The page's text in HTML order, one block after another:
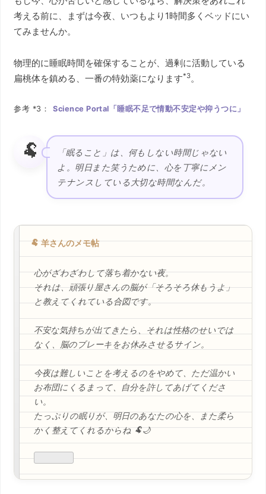
考える前に、まずは今夜、いつもより1時間多くベッドにい
てみませんか。
物理的に睡眠時間を確保することが、過剰に活動している
扁桃体を鎮める、一番の特効薬になります*3。
参考 *3： Science Portal「睡眠不足で情動不安定や抑うつに」
🐏
「眠ること」は、何もしない時間じゃない
よ。明日また笑うために、心を丁寧にメン
テナンスしている大切な時間なんだ。
🐏 羊さんのメモ帖
心がざわざわして落ち着かない夜。
それは、頑張り屋さんの脳が「そろそろ休もうよ」
と教えてくれている合図です。
不安な気持ちが出てきたら、それは性格のせいでは
なく、脳のブレーキをお休みさせるサイン。
今夜は難しいことを考えるのをやめて、ただ温かい
お布団にくるまって、自分を許してあげてくださ
い。
たっぷりの眠りが、明日のあなたの心を、また柔ら
かく整えてくれるからね 🐏🌙